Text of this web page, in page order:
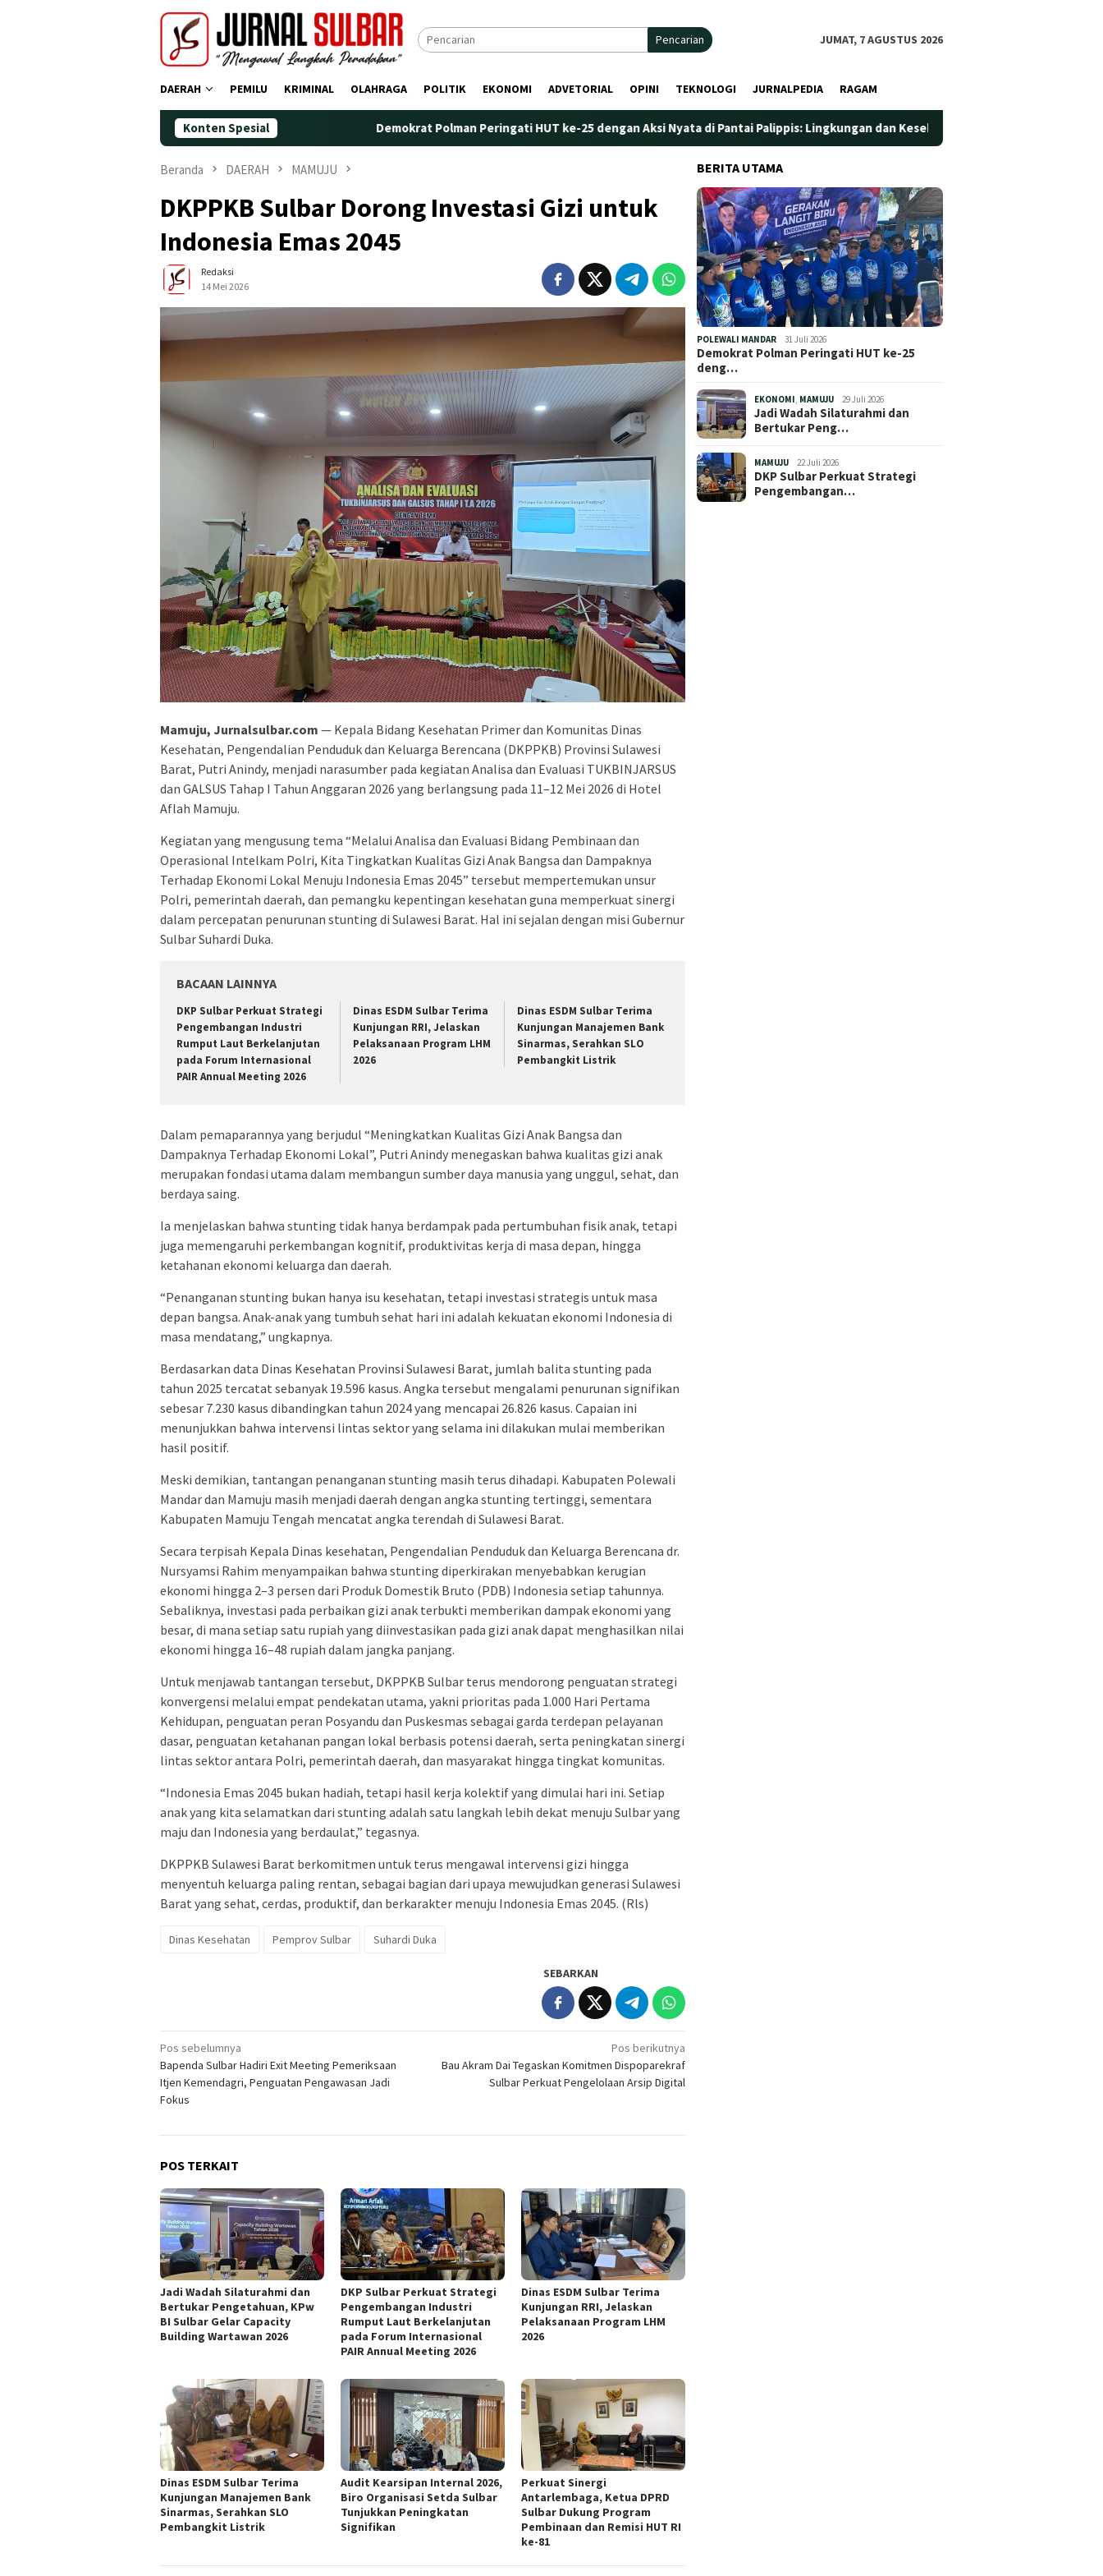
Pencarian JUMAT, 7 AGUSTUS 2026
DAERAH PEMILU KRIMINAL OLAHRAGA POLITIK EKONOMI ADVETORIAL OPINI TEKNOLOGI JURNALPEDIA RAGAM
Konten Spesial Demokrat Polman Peringati HUT ke-25 dengan Aksi Nyata di Pantai Palippis: Lingkungan dan Kesehatan Jadi Prioritas
Beranda DAERAH MAMUJU
DKPPKB Sulbar Dorong Investasi Gizi untuk
Indonesia Emas 2045
Redaksi
14 Mei 2026
Mamuju, Jurnalsulbar.com — Kepala Bidang Kesehatan Primer dan Komunitas Dinas
Kesehatan, Pengendalian Penduduk dan Keluarga Berencana (DKPPKB) Provinsi Sulawesi
Barat, Putri Anindy, menjadi narasumber pada kegiatan Analisa dan Evaluasi TUKBINJARSUS
dan GALSUS Tahap I Tahun Anggaran 2026 yang berlangsung pada 11–12 Mei 2026 di Hotel
Aflah Mamuju.
Kegiatan yang mengusung tema “Melalui Analisa dan Evaluasi Bidang Pembinaan dan
Operasional Intelkam Polri, Kita Tingkatkan Kualitas Gizi Anak Bangsa dan Dampaknya
Terhadap Ekonomi Lokal Menuju Indonesia Emas 2045” tersebut mempertemukan unsur
Polri, pemerintah daerah, dan pemangku kepentingan kesehatan guna memperkuat sinergi
dalam percepatan penurunan stunting di Sulawesi Barat. Hal ini sejalan dengan misi Gubernur
Sulbar Suhardi Duka.
BACAAN LAINNYA
DKP Sulbar Perkuat Strategi
Pengembangan Industri
Rumput Laut Berkelanjutan
pada Forum Internasional
PAIR Annual Meeting 2026
Dinas ESDM Sulbar Terima
Kunjungan RRI, Jelaskan
Pelaksanaan Program LHM
2026
Dinas ESDM Sulbar Terima
Kunjungan Manajemen Bank
Sinarmas, Serahkan SLO
Pembangkit Listrik
Dalam pemaparannya yang berjudul “Meningkatkan Kualitas Gizi Anak Bangsa dan
Dampaknya Terhadap Ekonomi Lokal”, Putri Anindy menegaskan bahwa kualitas gizi anak
merupakan fondasi utama dalam membangun sumber daya manusia yang unggul, sehat, dan
berdaya saing.
Ia menjelaskan bahwa stunting tidak hanya berdampak pada pertumbuhan fisik anak, tetapi
juga memengaruhi perkembangan kognitif, produktivitas kerja di masa depan, hingga
ketahanan ekonomi keluarga dan daerah.
“Penanganan stunting bukan hanya isu kesehatan, tetapi investasi strategis untuk masa
depan bangsa. Anak-anak yang tumbuh sehat hari ini adalah kekuatan ekonomi Indonesia di
masa mendatang,” ungkapnya.
Berdasarkan data Dinas Kesehatan Provinsi Sulawesi Barat, jumlah balita stunting pada
tahun 2025 tercatat sebanyak 19.596 kasus. Angka tersebut mengalami penurunan signifikan
sebesar 7.230 kasus dibandingkan tahun 2024 yang mencapai 26.826 kasus. Capaian ini
menunjukkan bahwa intervensi lintas sektor yang selama ini dilakukan mulai memberikan
hasil positif.
Meski demikian, tantangan penanganan stunting masih terus dihadapi. Kabupaten Polewali
Mandar dan Mamuju masih menjadi daerah dengan angka stunting tertinggi, sementara
Kabupaten Mamuju Tengah mencatat angka terendah di Sulawesi Barat.
Secara terpisah Kepala Dinas kesehatan, Pengendalian Penduduk dan Keluarga Berencana dr.
Nursyamsi Rahim menyampaikan bahwa stunting diperkirakan menyebabkan kerugian
ekonomi hingga 2–3 persen dari Produk Domestik Bruto (PDB) Indonesia setiap tahunnya.
Sebaliknya, investasi pada perbaikan gizi anak terbukti memberikan dampak ekonomi yang
besar, di mana setiap satu rupiah yang diinvestasikan pada gizi anak dapat menghasilkan nilai
ekonomi hingga 16–48 rupiah dalam jangka panjang.
Untuk menjawab tantangan tersebut, DKPPKB Sulbar terus mendorong penguatan strategi
konvergensi melalui empat pendekatan utama, yakni prioritas pada 1.000 Hari Pertama
Kehidupan, penguatan peran Posyandu dan Puskesmas sebagai garda terdepan pelayanan
dasar, penguatan ketahanan pangan lokal berbasis potensi daerah, serta peningkatan sinergi
lintas sektor antara Polri, pemerintah daerah, dan masyarakat hingga tingkat komunitas.
“Indonesia Emas 2045 bukan hadiah, tetapi hasil kerja kolektif yang dimulai hari ini. Setiap
anak yang kita selamatkan dari stunting adalah satu langkah lebih dekat menuju Sulbar yang
maju dan Indonesia yang berdaulat,” tegasnya.
DKPPKB Sulawesi Barat berkomitmen untuk terus mengawal intervensi gizi hingga
menyentuh keluarga paling rentan, sebagai bagian dari upaya mewujudkan generasi Sulawesi
Barat yang sehat, cerdas, produktif, dan berkarakter menuju Indonesia Emas 2045. (Rls)
Dinas Kesehatan Pemprov Sulbar Suhardi Duka
SEBARKAN
Navigasi
pos
Pos sebelumnya
Bapenda Sulbar Hadiri Exit Meeting Pemeriksaan
Itjen Kemendagri, Penguatan Pengawasan Jadi
Fokus
Pos berikutnya
Bau Akram Dai Tegaskan Komitmen Dispoparekraf
Sulbar Perkuat Pengelolaan Arsip Digital
POS TERKAIT
Jadi Wadah Silaturahmi dan
Bertukar Pengetahuan, KPw
BI Sulbar Gelar Capacity
Building Wartawan 2026
DKP Sulbar Perkuat Strategi
Pengembangan Industri
Rumput Laut Berkelanjutan
pada Forum Internasional
PAIR Annual Meeting 2026
Dinas ESDM Sulbar Terima
Kunjungan RRI, Jelaskan
Pelaksanaan Program LHM
2026
Dinas ESDM Sulbar Terima
Kunjungan Manajemen Bank
Sinarmas, Serahkan SLO
Pembangkit Listrik
Audit Kearsipan Internal 2026,
Biro Organisasi Setda Sulbar
Tunjukkan Peningkatan
Signifikan
Perkuat Sinergi
Antarlembaga, Ketua DPRD
Sulbar Dukung Program
Pembinaan dan Remisi HUT RI
ke-81
BERITA UTAMA
POLEWALI MANDAR 31 Juli 2026
Demokrat Polman Peringati HUT ke-25
deng…
EKONOMI MAMUJU 29 Juli 2026
Jadi Wadah Silaturahmi dan
Bertukar Peng…
MAMUJU 22 Juli 2026
DKP Sulbar Perkuat Strategi
Pengembangan…